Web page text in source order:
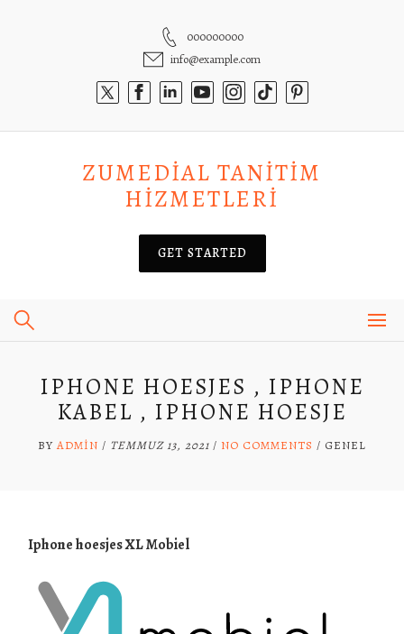
000000000
info@example.com
ZUMEDIAL TANITIM
HIZMETLERI
GET STARTED
IPHONE HOESJES , IPHONE
KABEL , IPHONE HOESJE
BY ADMIN / TEMMUZ 13, 2021 / NO COMMENTS / GENEL
Iphone hoesjes XL Mobiel